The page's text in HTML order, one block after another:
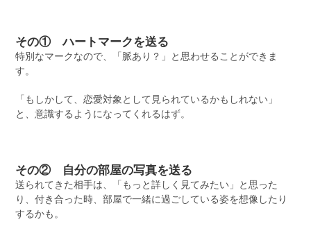
その① ハートマークを送る
特別なマークなので、「脈あり？」と思わせることができま
す。
「もしかして、恋愛対象として見られているかもしれない」
と、意識するようになってくれるはず。
その② 自分の部屋の写真を送る
送られてきた相手は、「もっと詳しく見てみたい」と思った
り、付き合った時、部屋で一緒に過ごしている姿を想像したり
するかも。